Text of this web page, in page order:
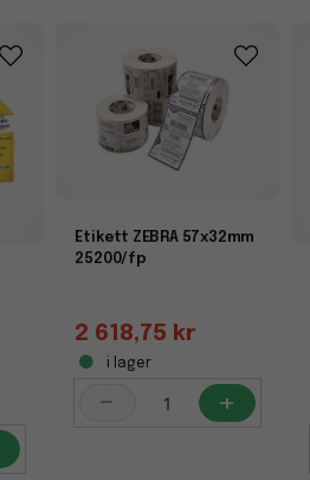
Etikett ZEBRA 57x32mm
25200/fp
2 618,75 kr
i lager
- +